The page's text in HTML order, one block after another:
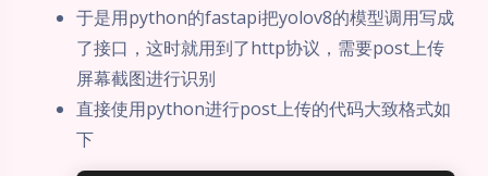
于是用python的fastapi把yolov8的模型调用写成
了接口，这时就用到了http协议，需要post上传
屏幕截图进行识别
直接使用python进行post上传的代码大致格式如
下